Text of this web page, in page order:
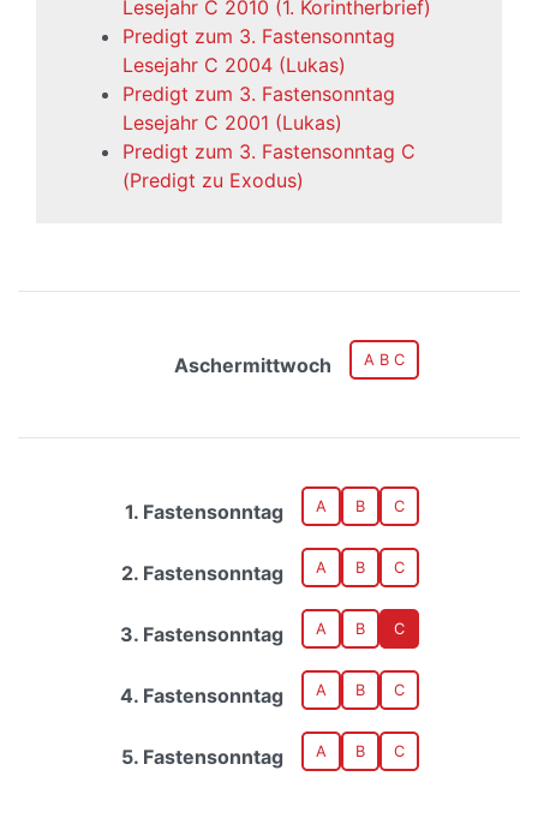
Lesejahr C 2010 (1. Korintherbrief)
Predigt zum 3. Fastensonntag
Lesejahr C 2004 (Lukas)
Predigt zum 3. Fastensonntag
Lesejahr C 2001 (Lukas)
Predigt zum 3. Fastensonntag C
(Predigt zu Exodus)
Aschermittwoch A B C
1. Fastensonntag A B C
2. Fastensonntag A B C
3. Fastensonntag A B C
4. Fastensonntag A B C
5. Fastensonntag A B C